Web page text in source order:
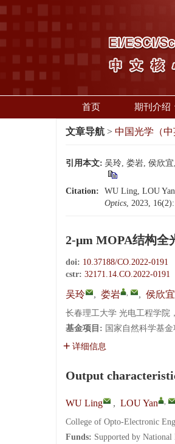
首页 期刊介绍
文章导航 > 中国光学（中
引用本文: 吴玲, 娄岩, 侯欣
Citation: WU Ling, LOU
Optics, 2023,
2-μm MOPA结构全
doi: 10.37188/CO.2022-0191
cstr: 32171.14.CO.2022-0191
吴玲 , 娄岩 , , 侯欣宜
长春理工大学 光电工程学院
基金项目: 国家自然科学基金
详细信息
Output
WU Ling , LOU Yan ,
College of Opto-Electronic
Funds: Supported by